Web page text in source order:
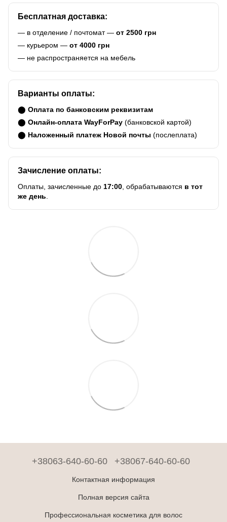
Бесплатная доставка:
— в отделение / почтомат — от 2500 грн
— курьером — от 4000 грн
— не распространяется на мебель
Варианты оплаты:
⬤ Оплата по банковским реквизитам
⬤ Онлайн-оплата WayForPay (банковской картой)
⬤ Наложенный платеж Новой почты (послеплата)
Зачисление оплаты:
Оплаты, зачисленные до 17:00, обрабатываются в тот
же день.
+38063-640-60-60 +38067-640-60-60
Контактная информация
Полная версия сайта
Профессиональная косметика для волос